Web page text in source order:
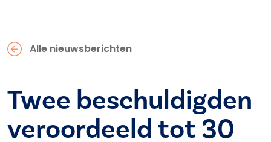
Alle nieuwsberichten
Twee beschuldigden
veroordeeld tot 30